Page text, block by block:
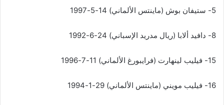
5- ستيفان بوش (ماينتس الألماني) 14-5-1997
8- دافيد ألابا (ريال مدريد الإسباني) 24-6-1992
15- فيليب لينهارت (فرايبورغ الألماني) 11-7-1996
16- فيليب مويني (ماينتس الألماني) 29-1-1994